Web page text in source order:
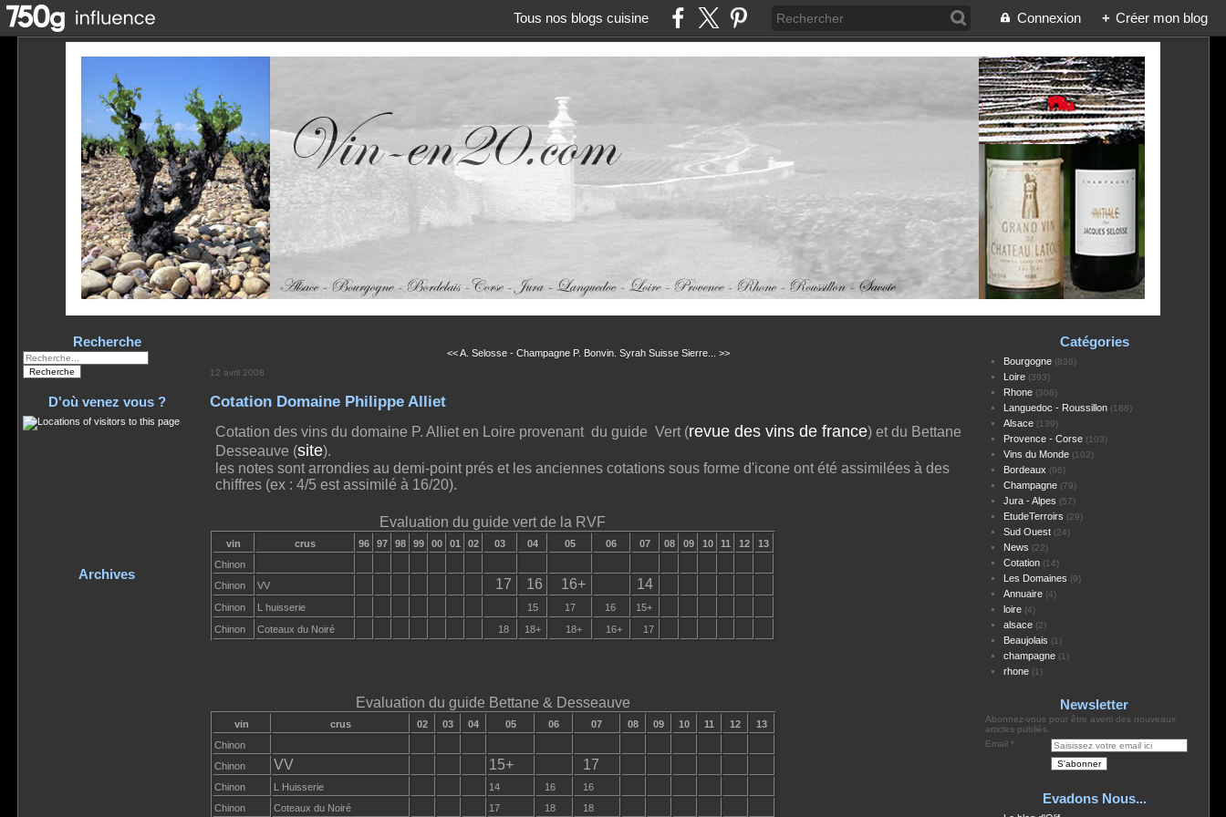
Tous nos blogs cuisine Connexion + Créer mon blog
Recherche
D'où venez vous ?
Archives
<< A. Selosse - Champagne P. Bonvin. Syrah Suisse Sierre... >>
12 avril 2008
Cotation Domaine Philippe Alliet
Cotation des vins du domaine P. Alliet en Loire provenant du guide Vert (revue des vins de france) et du Bettane
Desseauve (site).
les notes sont arrondies au demi-point prés et les anciennes cotations sous forme d'icone ont été assimilées à des
chiffres (ex : 4/5 est assimilé à 16/20).
Evaluation du guide vert de la RVF
vin crus 96 97 98 99 00 01 02 03 04 05 06 07 08 09 10 11 12
13
Chinon
Chinon
VV 17 16 16+ 14
Chinon L huisserie 15 17 16
15+
Chinon
Coteaux du Noiré 18 18+ 18+ 16+ 17
Evaluation du guide Bettane & Desseauve
vin crus 02 03 04 05 06 07 08 09 10 11 12
13
Chinon
Chinon
VV 15+ 17
Chinon L Huisserie 14 16
16
Chinon
Coteaux du Noiré 17 18 18
Catégories
Bourgogne(836)
Loire(393)
Rhone(306)
Languedoc - Roussillon(188)
Alsace(139)
Provence - Corse(103)
Vins du Monde(102)
Bordeaux (96)
Champagne(79)
Jura - Alpes (57)
EtudeTerroirs (29)
Sud Ouest(24)
News (22)
Cotation(14)
Les Domaines (9)
Annuaire(4)
loire(4)
alsace(2)
Beaujolais (1)
champagne(1)
rhone(1)
Newsletter
Abonnez-vous pour être averti des nouveaux
articles publiés.
Email
Evadons Nous...